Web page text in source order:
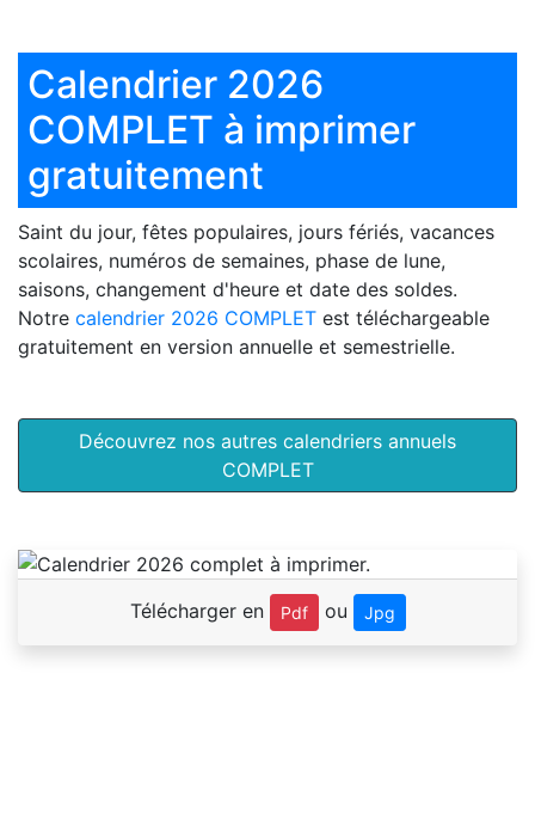
Calendrier 2026
COMPLET à imprimer
gratuitement
Saint du jour, fêtes populaires, jours fériés, vacances
scolaires, numéros de semaines, phase de lune,
saisons, changement d'heure et date des soldes.
Notre calendrier 2026 COMPLET est téléchargeable
gratuitement en version annuelle et semestrielle.
Découvrez nos autres calendriers annuels
COMPLET
Télécharger en Pdf ou Jpg